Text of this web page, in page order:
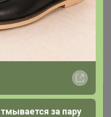
доступна
за пару